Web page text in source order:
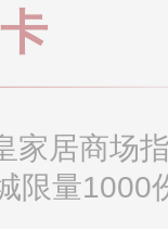
家居商场
限量1000